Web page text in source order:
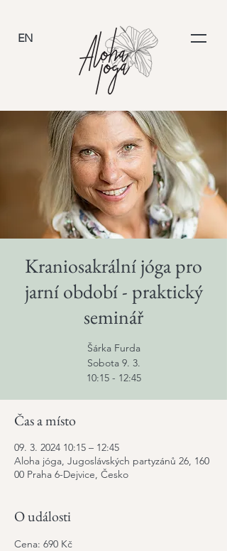
EN
Kraniosakrální jóga pro
jarní období - praktický
seminář
Šárka Furda
Sobota 9. 3.
10:15 - 12:45
Čas a místo
09. 3. 2024 10:15 – 12:45
Aloha jóga, Jugoslávských partyzánů 26, 160
00 Praha 6-Dejvice, Česko
O události
Cena: 690 Kč